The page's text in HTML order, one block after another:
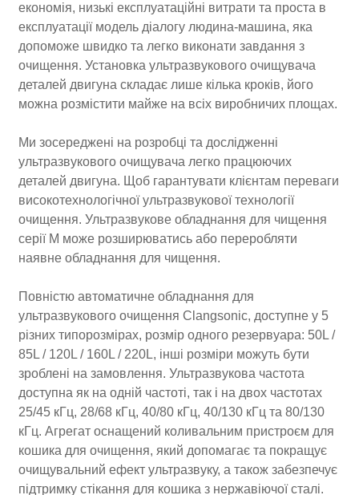
економія, низькі експлуатаційні витрати та проста в
експлуатації модель діалогу людина-машина, яка
допоможе швидко та легко виконати завдання з
очищення. Установка ультразвукового очищувача
деталей двигуна складає лише кілька кроків, його
можна розмістити майже на всіх виробничих площах.
Ми зосереджені на розробці та дослідженні
ультразвукового очищувача легко працюючих
деталей двигуна. Щоб гарантувати клієнтам переваги
високотехнологічної ультразвукової технології
очищення. Ультразвукове обладнання для чищення
серії M може розширюватись або переробляти
наявне обладнання для чищення.
Повністю автоматичне обладнання для
ультразвукового очищення Clangsonic, доступне у 5
різних типорозмірах, розмір одного резервуара: 50L /
85L / 120L / 160L / 220L, інші розміри можуть бути
зроблені на замовлення. Ультразвукова частота
доступна як на одній частоті, так і на двох частотах
25/45 кГц, 28/68 кГц, 40/80 кГц, 40/130 кГц та 80/130
кГц. Агрегат оснащений коливальним пристроєм для
кошика для очищення, який допомагає та покращує
очищувальний ефект ультразвуку, а також забезпечує
підтримку стікання для кошика з нержавіючої сталі.